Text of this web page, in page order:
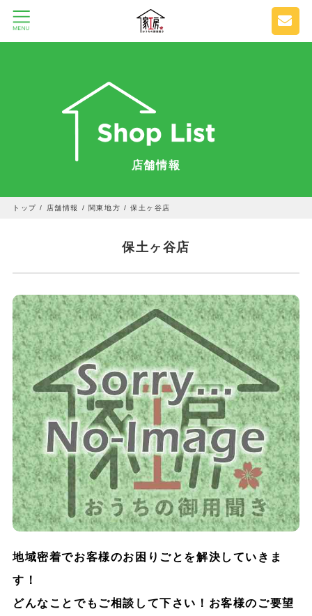
店舗情報
トップ / 店舗情報 / 関東地方 /保土ヶ谷店
保土ヶ谷店
地域密着でお客様のお困りごとを解決していきま
す！
どんなことでもご相談して下さい！お客様のご要望